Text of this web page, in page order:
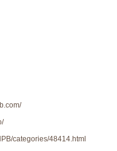
categories/48414.html